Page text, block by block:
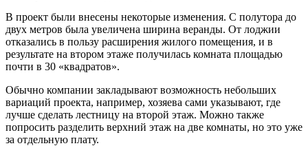
В проект были внесены некоторые изменения. С полутора до
двух метров была увеличена ширина веранды. От лоджии
отказались в пользу расширения жилого помещения, и в
результате на втором этаже получилась комната площадью
почти в 30 «квадратов».
Обычно компании закладывают возможность небольших
вариаций проекта, например, хозяева сами указывают, где
лучше сделать лестницу на второй этаж. Можно также
попросить разделить верхний этаж на две комнаты, но это уже
за отдельную плату.